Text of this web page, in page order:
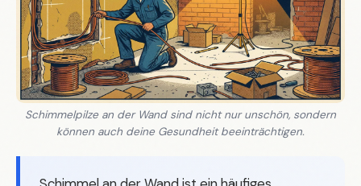
Schimmelpilze an der Wand sind nicht nur unschön, sondern
können auch deine Gesundheit beeinträchtigen.